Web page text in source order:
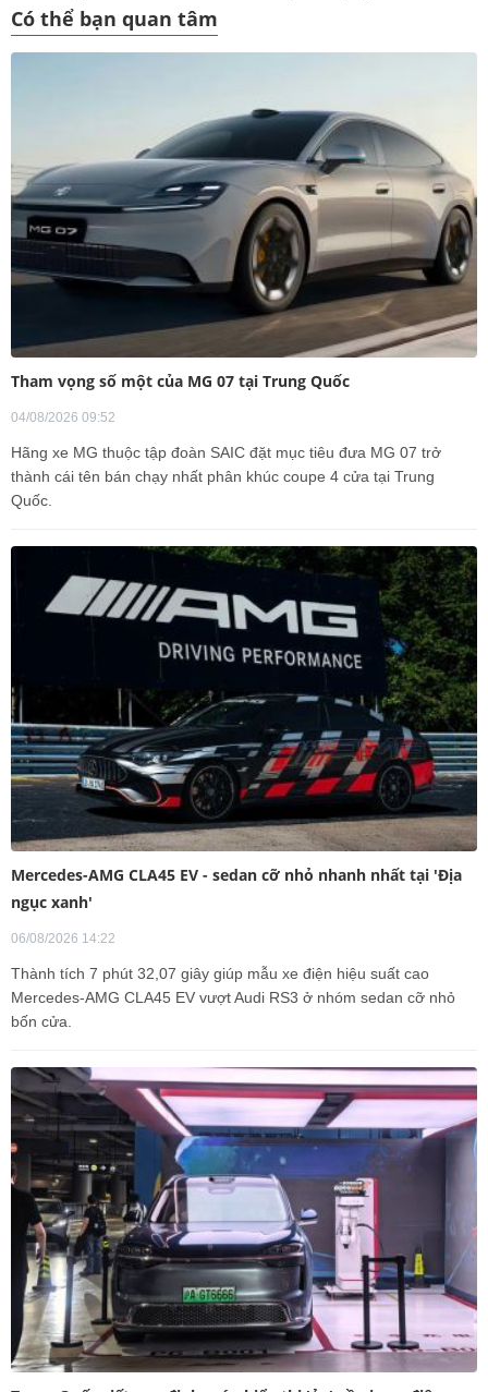
để khử mùi da ô tô hiệu quả?
Có thể bạn quan tâm
Tham vọng số một của MG 07 tại Trung Quốc
04/08/2026 09:52
Hãng xe MG thuộc tập đoàn SAIC đặt mục tiêu đưa MG 07 trở
thành cái tên bán chạy nhất phân khúc coupe 4 cửa tại Trung
Quốc.
Mercedes-AMG CLA45 EV - sedan cỡ nhỏ nhanh nhất tại 'Địa
ngục xanh'
06/08/2026 14:22
Thành tích 7 phút 32,07 giây giúp mẫu xe điện hiệu suất cao
Mercedes-AMG CLA45 EV vượt Audi RS3 ở nhóm sedan cỡ nhỏ
bốn cửa.